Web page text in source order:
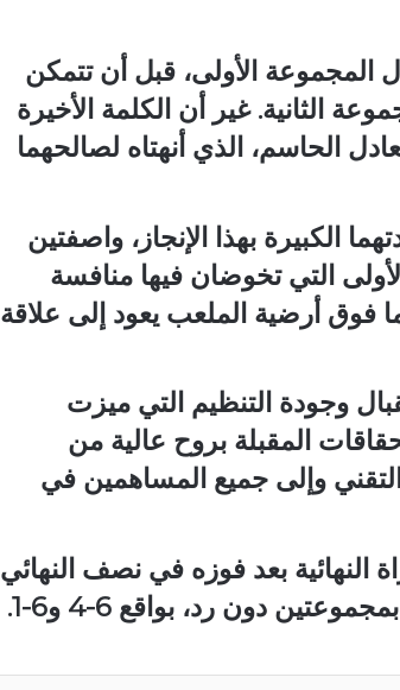
المجموعة الأولى، قبل أن تتمكن
الثانية. غير أن الكلمة الأخيرة
الحاسم، الذي أنهتاه لصالحهما
الكبيرة بهذا الإنجاز، واصفتين
التي تخوضان فيها منافسة
فوق أرضية الملعب يعود إلى علاقة
وجودة التنظيم التي ميزت
المقبلة بروح عالية من
وإلى جميع المساهمين في
النهائية بعد فوزه في نصف النهائي
دون رد، بواقع 6-4 و6-1.